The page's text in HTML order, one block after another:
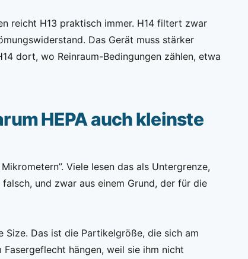
reicht H13 praktisch immer. H14 filtert zwar
Das Gerät muss stärker
dort, wo Reinraum-Bedingungen zählen, etwa
HEPA auch kleinste
Viele lesen das als Untergrenze,
und zwar aus einem Grund, der für die
Das ist die Partikelgröße, die sich am
hängen, weil sie ihm nicht